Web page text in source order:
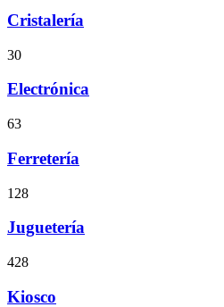
Cristalería
30
Electrónica
63
Ferretería
128
Juguetería
428
Kiosco